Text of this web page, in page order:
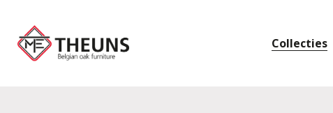
Collecties